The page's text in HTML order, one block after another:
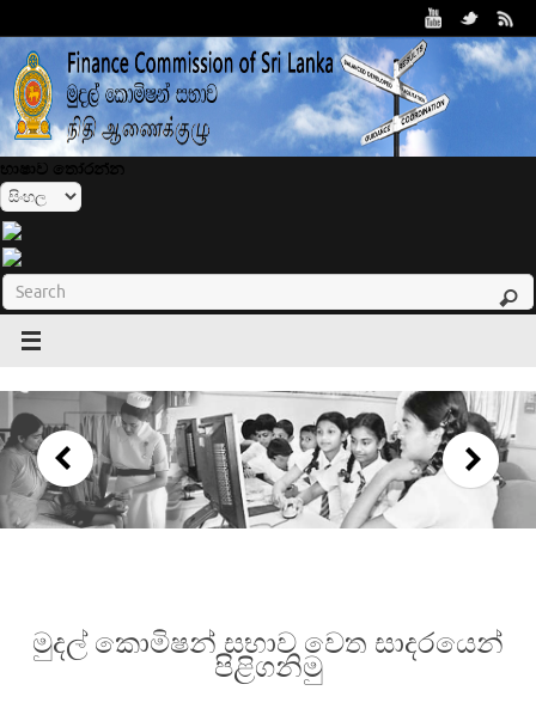
මුදල් කොමිෂන් සභාව වෙත සාදරයෙන්
පිළිගනිමු